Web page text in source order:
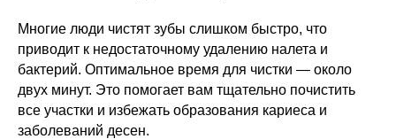
Многие люди чистят зубы слишком быстро, что
приводит к недостаточному удалению налета и
бактерий. Оптимальное время для чистки — около
двух минут. Это помогает вам тщательно почистить
все участки и избежать образования кариеса и
заболеваний десен.